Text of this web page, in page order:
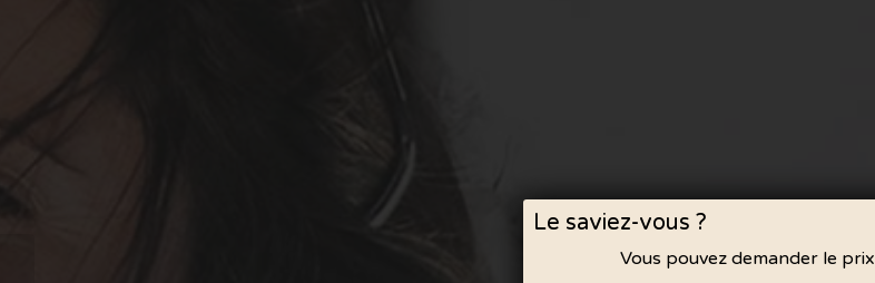
Le saviez-vous ?
Vous pouvez demander le prix